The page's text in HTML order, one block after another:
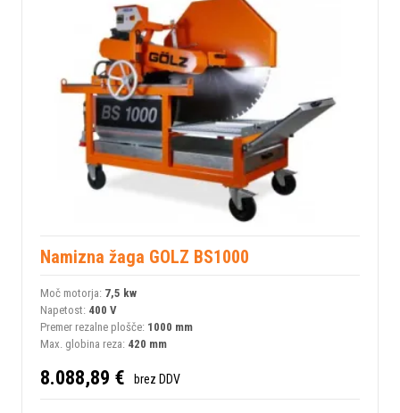
Namizna žaga GOLZ BS1000
Moč motorja: 7,5 kw
Napetost: 400 V
Premer rezalne plošče: 1000 mm
Max. globina reza: 420 mm
8.088,89 € brez DDV